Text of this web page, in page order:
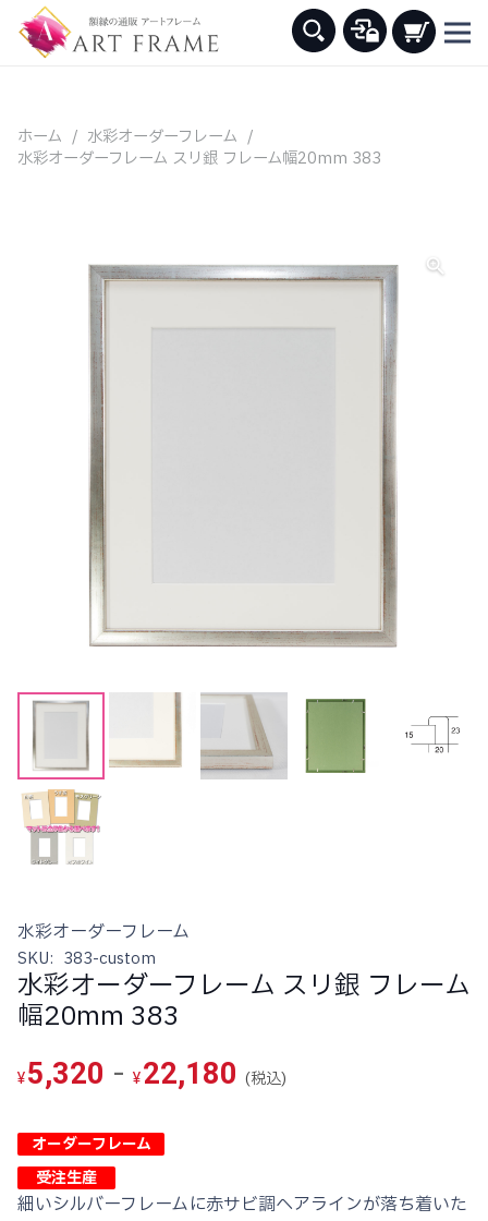
ホーム / 水彩オーダーフレーム /
水彩オーダーフレーム スリ銀 フレーム幅20mm 383
水彩オーダーフレーム
SKU: 383-custom
水彩オーダーフレーム スリ銀 フレーム
幅20mm 383
¥5,320 - ¥22,180 (税込)
オーダーフレーム
受注生産
細いシルバーフレームに赤サビ調ヘアラインが落ち着いた